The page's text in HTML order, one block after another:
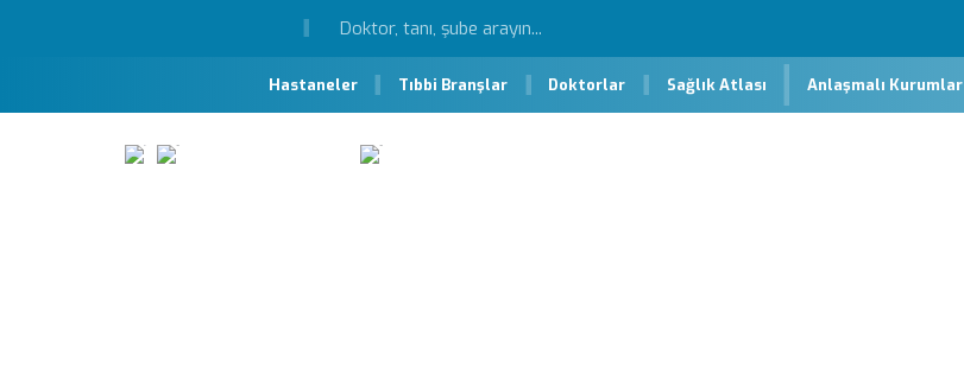
Hastaneler Tıbbi Branşlar Doktorlar Sağlık Atlası Anlaşmalı Kurumlar